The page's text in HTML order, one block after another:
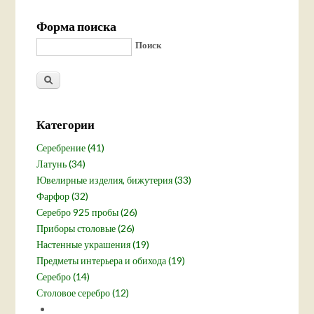
Форма поиска
Поиск
Категории
Серебрение (41)
Латунь (34)
Ювелирные изделия, бижутерия (33)
Фарфор (32)
Серебро 925 пробы (26)
Приборы столовые (26)
Настенные украшения (19)
Предметы интерьера и обихода (19)
Серебро (14)
Столовое серебро (12)